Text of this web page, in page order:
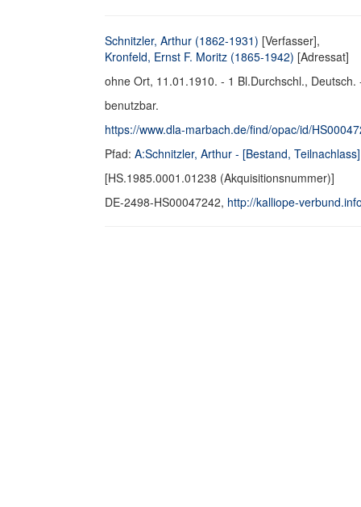
Schnitzler, Arthur (1862-1931) [Verfasser],
Kronfeld, Ernst F. Moritz (1865-1942) [Adressat]
ohne Ort, 11.01.1910. - 1 Bl.Durchschl., Deutsch.
benutzbar.
https://www.dla-marbach.de/find/opac/id/
Pfad: A:Schnitzler, Arthur - [Bestand, Teilnachlass]
[HS.1985.0001.01238 (Akquisitionsnummer)]
DE-2498-HS00047242, http://kalliope-